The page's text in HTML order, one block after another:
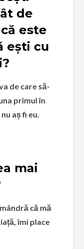
de
este
ești cu
de care să-
primul în
aș fi eu.
mai
că mă
îmi place